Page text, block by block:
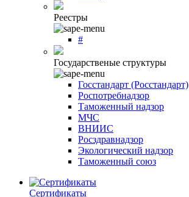
Реестры
#
Государственые структуры
Госстандарт (Росстандарт)
Роспотребнадзор
Таможенный надзор
МЧС
ВНИИС
Росздравнадзор
Экологический надзор
Таможенный союз
Сертификаты